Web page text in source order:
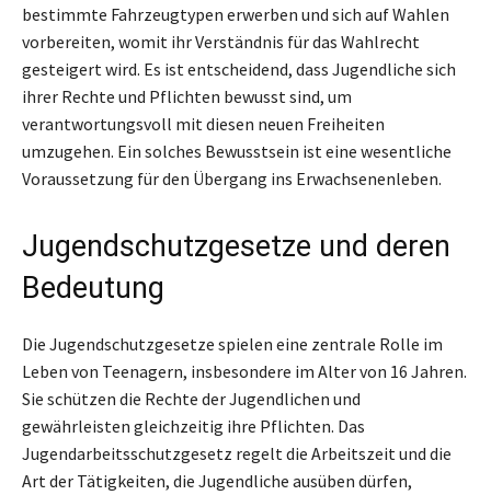
bestimmte Fahrzeugtypen erwerben und sich auf Wahlen
vorbereiten, womit ihr Verständnis für das Wahlrecht
gesteigert wird. Es ist entscheidend, dass Jugendliche sich
ihrer Rechte und Pflichten bewusst sind, um
verantwortungsvoll mit diesen neuen Freiheiten
umzugehen. Ein solches Bewusstsein ist eine wesentliche
Voraussetzung für den Übergang ins Erwachsenenleben.
Jugendschutzgesetze und deren
Bedeutung
Die Jugendschutzgesetze spielen eine zentrale Rolle im
Leben von Teenagern, insbesondere im Alter von 16 Jahren.
Sie schützen die Rechte der Jugendlichen und
gewährleisten gleichzeitig ihre Pflichten. Das
Jugendarbeitsschutzgesetz regelt die Arbeitszeit und die
Art der Tätigkeiten, die Jugendliche ausüben dürfen,